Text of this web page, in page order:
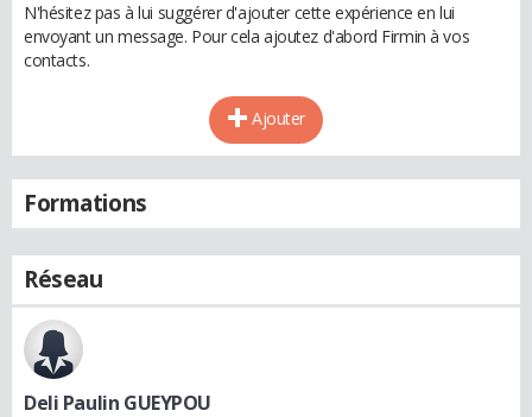
N'hésitez pas à lui suggérer d'ajouter cette expérience en lui
envoyant un message. Pour cela ajoutez d'abord Firmin à vos
contacts.
Ajouter
Formations
Réseau
Deli Paulin GUEYPOU